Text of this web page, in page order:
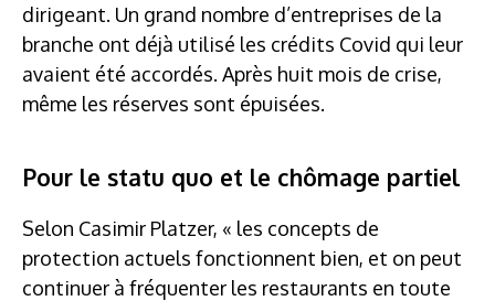
dirigeant. Un grand nombre d’entreprises de la
branche ont déjà utilisé les crédits Covid qui leur
avaient été accordés. Après huit mois de crise,
même les réserves sont épuisées.
Pour le statu quo et le chômage partiel
Selon Casimir Platzer, « les concepts de
protection actuels fonctionnent bien, et on peut
continuer à fréquenter les restaurants en toute